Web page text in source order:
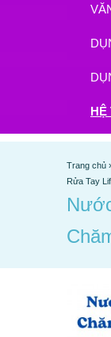
Trang chủ
Rửa Tay